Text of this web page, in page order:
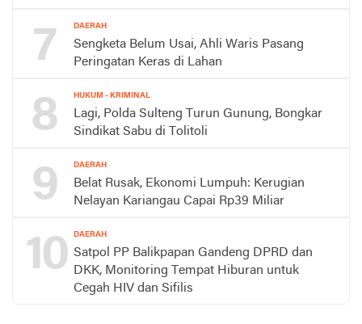
7 DAERAH
Sengketa Belum Usai, Ahli Waris Pasang
Peringatan Keras di Lahan
8 HUKUM - KRIMINAL
Lagi, Polda Sulteng Turun Gunung, Bongkar
Sindikat Sabu di Tolitoli
9 DAERAH
Belat Rusak, Ekonomi Lumpuh: Kerugian
Nelayan Kariangau Capai Rp39 Miliar
10 DAERAH
Satpol PP Balikpapan Gandeng DPRD dan
DKK, Monitoring Tempat Hiburan untuk
Cegah HIV dan Sifilis